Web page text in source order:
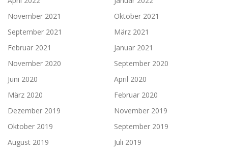
November 2021
Oktober 2021
September 2021
März 2021
Februar 2021
Januar 2021
November 2020
September 2020
Juni 2020
April 2020
März 2020
Februar 2020
Dezember 2019
November 2019
Oktober 2019
September 2019
August 2019
Juli 2019